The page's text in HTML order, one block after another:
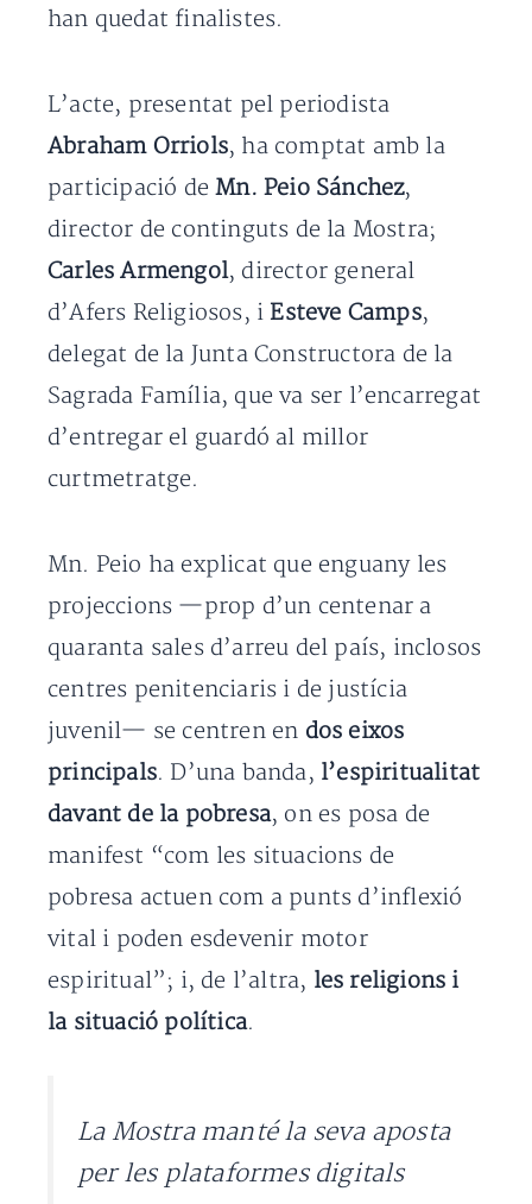
han quedat finalistes.
L’acte, presentat pel periodista
Abraham Orriols, ha comptat amb la
participació deMn. Peio Sánchez,
director de continguts de la Mostra;
Carles Armengol, director general
d’Afers Religiosos, iEsteve Camps,
delegat de la Junta Constructora de la
Sagrada Família, que va ser l’encarregat
d’entregar el guardó al millor
curtmetratge.
Mn. Peio ha explicat que enguany les
projeccions —prop d’un centenar a
quaranta sales d’arreu del país, inclosos
centres penitenciaris i de justícia
juvenil— se centren en dos eixos
principals. D’una banda, l’espiritualitat
davant de la pobresa, on es posa de
manifest “com les situacions de
pobresa actuen com a punts d’inflexió
vital i poden esdevenir motor
espiritual”; i, de l’altra, les religions i
la situació política.
La Mostra manté la seva aposta
per les plataformes digitals